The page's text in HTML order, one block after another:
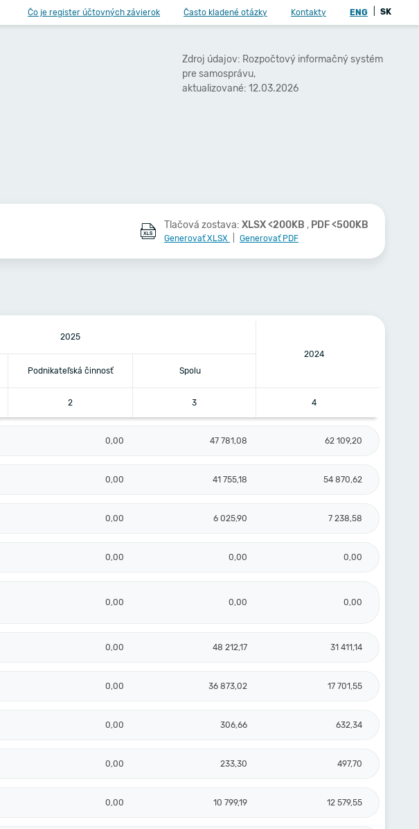
Čo je register účtovných závierok Často kladené otázky Kontakty ENG SK
Zdroj údajov: Rozpočtový informačný systém
pre samosprávu,
aktualizované: 12.03.2026
Tlačová zostava: XLSX <200KB , PDF <500KB
Generovať XLSX Generovať PDF
2025
2024
Podnikateľská činnosť Spolu
2 3 4
0,00 47 781,08 62 109,20
0,00 41 755,18 54 870,62
0,00 6 025,90 7 238,58
0,00 0,00 0,00
0,00 0,00 0,00
0,00 48 212,17 31 411,14
0,00 36 873,02 17 701,55
0,00 306,66 632,34
0,00 233,30 497,70
0,00 10 799,19 12 579,55